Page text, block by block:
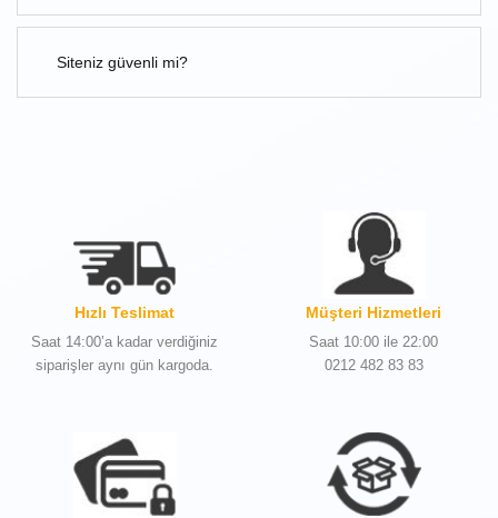
Siteniz güvenli mi?
Hızlı Teslimat
Saat 14:00’a kadar verdiğiniz
siparişler aynı gün kargoda.
Müşteri Hizmetleri
Saat 10:00 ile 22:00
0212 482 83 83